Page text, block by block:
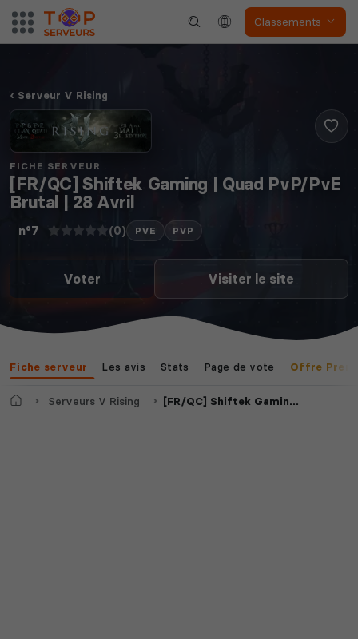
Classements
Serveur V Rising
FICHE SERVEUR
[FR/QC] Shiftek Gaming | Quad PvP/PvE
Brutal | 28 Avril
n°7 (0) PVE PVP
Voter Visiter le site
Fiche serveur Les avis Stats Page de vote Offre
AccueilServeurs V Rising [FR/QC] Shiftek Gaming | Quad PvP/PvE Brutal | 28 Avril